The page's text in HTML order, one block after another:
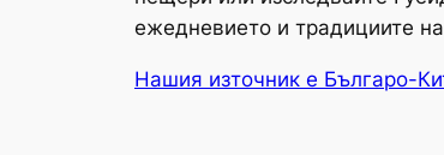
ежедневието и традициите
Нашия източник е Българо-